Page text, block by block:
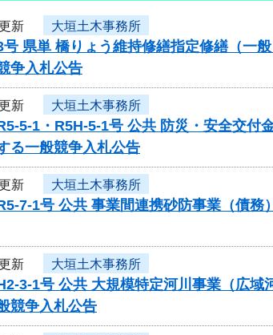
新 大垣土木事務所
号 県単 橋りょう維持修繕指定修繕（
争入札公告
新 大垣土木事務所
5-1・R5H-5-1号 公共 防災・安全交
る一般競争入札公告
新 大垣土木事務所
7-1号 公共 事業間連携砂防事業（債
新 大垣土木事務所
3-1号 公共 大規模特定河川事業（広
競争入札公告